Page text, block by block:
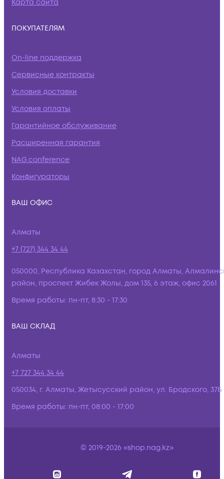
Карта сайта
ПОКУПАТЕЛЯМ
On-line поддержка
Сервисные контракты
Условия доставки
Условия оплаты
Гарантийное обслуживание
Расширенная гарантия
NAG.conference
Конфигураторы
ВАШ ОФИС
Алматы
+7 (727) 344 34 44
050000, Республика Казахстан, город Алматы,
район, проспект Жибек Жолы, дом 135, 6 этаж, офис 2061
Время работы: пн-пт, 8:30 - 17:30
ВАШ СКЛАД
Алматы
+7 727 344 34 44
050034, г. Алматы, Жетысусский район, ул. Бродского, 37Б
Время работы: пн-пт, 08:00 - 17:00
© 2019-2026 «shop.nag.kz»